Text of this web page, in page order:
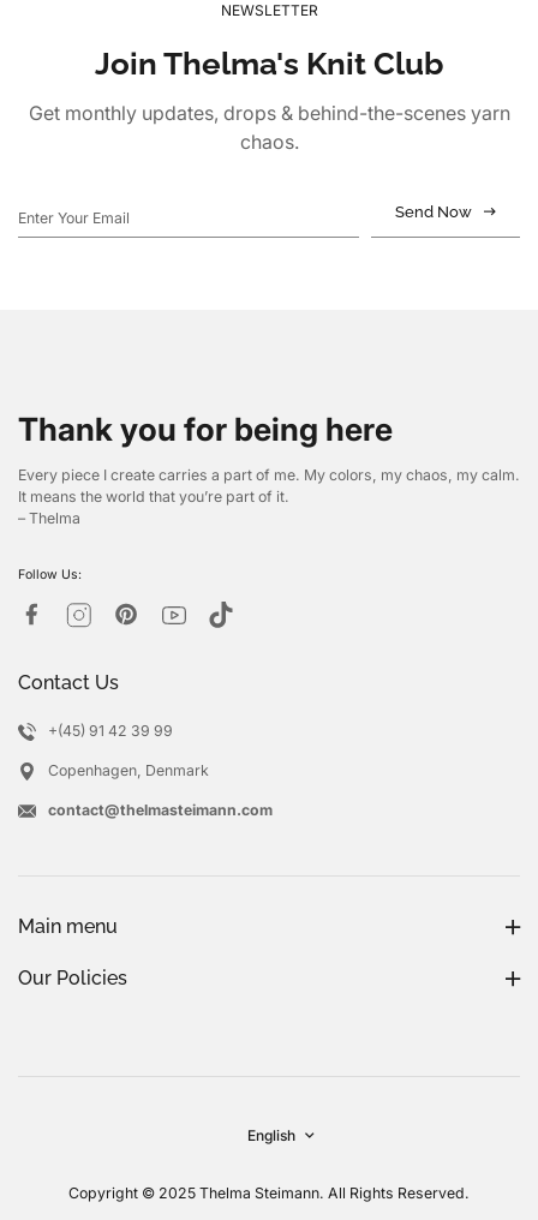
NEWSLETTER
Join Thelma's Knit Club
Get monthly updates, drops & behind-the-scenes yarn
chaos.
Send Now
Thank you for being here
Every piece I create carries a part of me. My colors, my chaos, my calm.
It means the world that you’re part of it.
– Thelma
Follow Us:
Contact Us
+(45) 91 42 39 99
Copenhagen, Denmark
contact@thelmasteimann.com
Main menu
Our Policies
English
Copyright © 2025 Thelma Steimann. All Rights Reserved.